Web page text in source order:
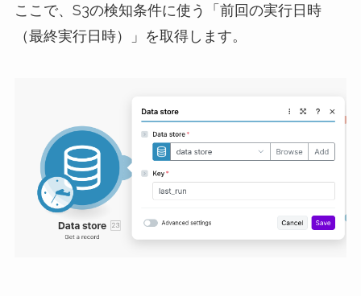
ここで、S3の検知条件に使う「前回の実行日時
（最終実行日時）」を取得します。